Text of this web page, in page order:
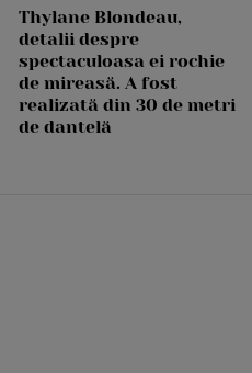
Thylane Blondeau,
detalii despre
spectaculoasa ei rochie
de mireasă. A fost
realizată din 30 de metri
de dantelă